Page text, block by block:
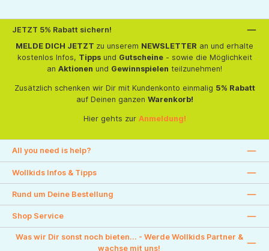
JETZT 5% Rabatt sichern!
MELDE DICH JETZT zu unserem NEWSLETTER an und erhalte
kostenlos Infos, Tippsund Gutscheine- sowie die Möglichkeit
an Aktionen und Gewinnspielen teilzunehmen!
Zusätzlich schenken wir Dir mit Kundenkonto einmalig 5% Rabatt
auf Deinen ganzen Warenkorb!
Hier gehts zur Anmeldung!
All you need is help?
Wollkids Infos & Tipps
Rund um Deine Bestellung
Shop Service
Was wir Dir sonst noch bieten... - Werde Wollkids Partner &
wachse mit uns!